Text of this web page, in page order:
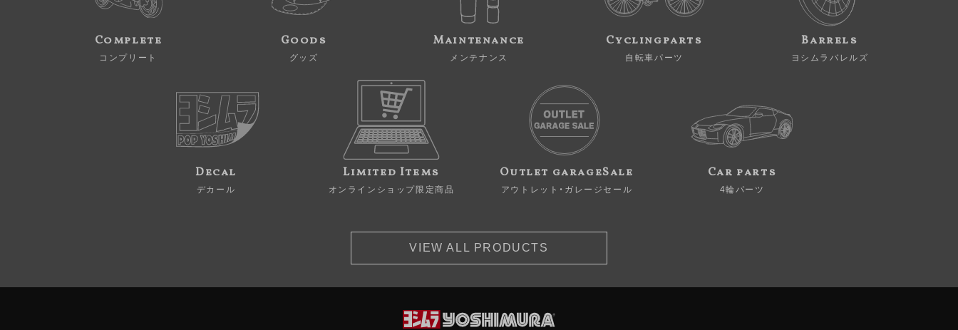
Complete
コンプリート
Goods
グッズ
Maintenance
メンテナンス
Cyclingparts
自転車パーツ
Barrels
ヨシムラバレルズ
Decal
デカール
Limited Items
オンラインショップ限定商品
Outlet garageSale
アウトレット・ガレージセール
Car parts
4輪パーツ
VIEW ALL PRODUCTS